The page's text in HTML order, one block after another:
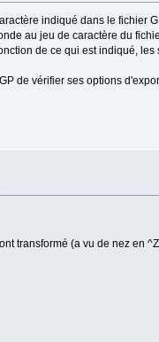
indiqué dans le fichier
au jeu de caractère du
de ce qui est indiqué, les
de vérifier ses options
transformé (a vu de nez en